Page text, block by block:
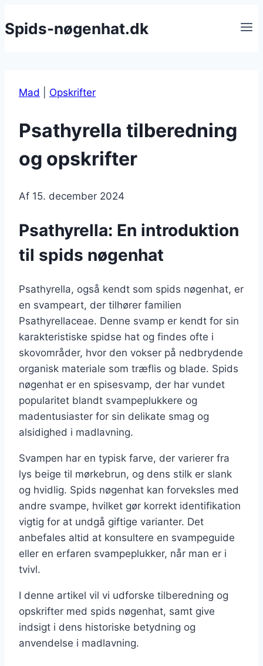
til
Spids-nøgenhat.dk
Mad Opskrifter
Psathyrella tilberedning
og opskrifter
Af 15. december 2024
Psathyrella: En introduktion
til spids nøgenhat
Psathyrella, også kendt som spids nøgenhat, er
en svampeart, der tilhører familien
Psathyrellaceae. Denne svamp er kendt for sin
karakteristiske spidse hat og findes ofte i
skovområder, hvor den vokser på nedbrydende
organisk materiale som træflis og blade. Spids
nøgenhat er en spisesvamp, der har vundet
popularitet blandt svampeplukkere og
madentusiaster for sin delikate smag og
alsidighed i madlavning.
Svampen har en typisk farve, der varierer fra
lys beige til mørkebrun, og dens stilk er slank
og hvidlig. Spids nøgenhat kan forveksles med
andre svampe, hvilket gør korrekt identifikation
vigtig for at undgå giftige varianter. Det
anbefales altid at konsultere en svampeguide
eller en erfaren svampeplukker, når man er i
tvivl.
I denne artikel vil vi udforske tilberedning og
opskrifter med spids nøgenhat, samt give
indsigt i dens historiske betydning og
anvendelse i madlavning.